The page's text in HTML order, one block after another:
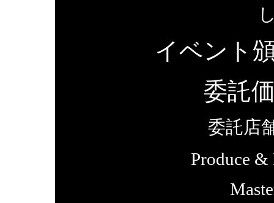
イベント
委託
委託店
Produce